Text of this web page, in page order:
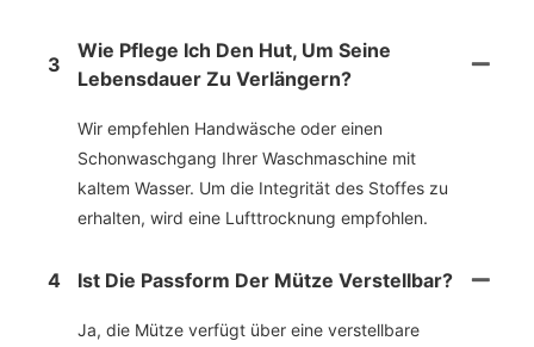
3
Wie Pflege Ich Den Hut, Um Seine
Lebensdauer Zu Verlängern?
Wir empfehlen Handwäsche oder einen
Schonwaschgang Ihrer Waschmaschine mit
kaltem Wasser. Um die Integrität des Stoffes zu
erhalten, wird eine Lufttrocknung empfohlen.
4 Ist Die Passform Der Mütze Verstellbar?
Ja, die Mütze verfügt über eine verstellbare